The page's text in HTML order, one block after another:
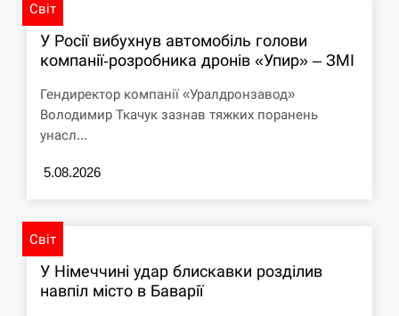
Світ
У Росії вибухнув автомобіль голови
компанії-розробника дронів «Упир» – ЗМІ
Гендиректор компанії «Уралдронзавод»
Володимир Ткачук зазнав тяжких поранень
унасл...
5.08.2026
Світ
У Німеччині удар блискавки розділив
навпіл місто в Баварії